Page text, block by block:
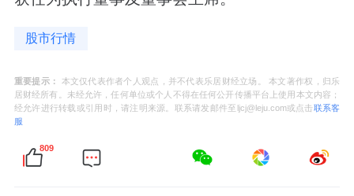
股市行情
重要提示：
本文仅代表作者个人观点，并不代表乐居财经立场。 本文著作权，归乐
居财经所有。未经允许，任何单位或个人不得在任何公开传播平台上使用本文内容；
经允许进行转载或引用时，请注明来源。联系请发邮件至ljcj@leju.com或点击联系客
服
809